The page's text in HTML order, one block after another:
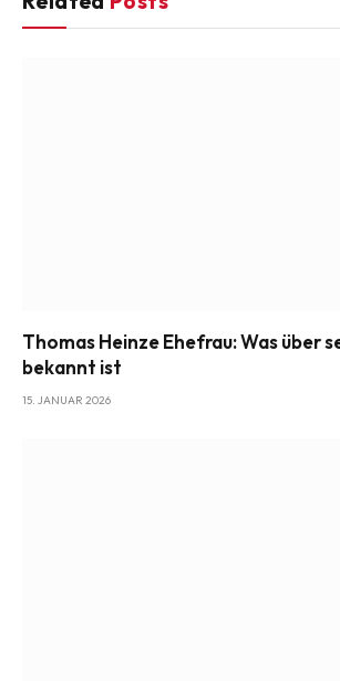
Thomas Heinze Ehefrau: Was über
bekannt ist
15. JANUAR 2026